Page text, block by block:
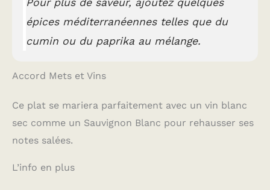
Pour plus de saveur, ajoutez quelques
épices méditerranéennes telles que du
cumin ou du paprika au mélange.
Accord Mets et Vins
Ce plat se mariera parfaitement avec un vin blanc
sec comme un Sauvignon Blanc pour rehausser ses
notes salées.
L’info en plus